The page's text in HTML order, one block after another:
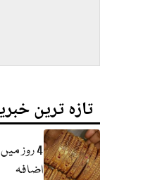
تازہ ترین
4 روز
اضافہ